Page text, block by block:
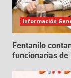
Información
Fentanilo
funcionarias de